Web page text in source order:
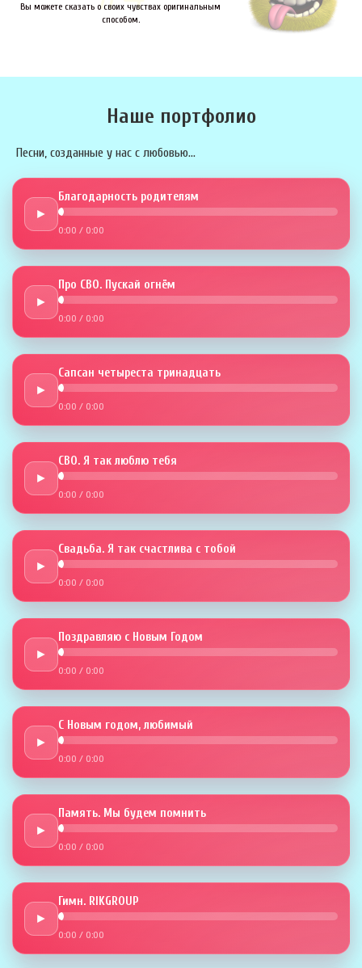
Вы можете сказать о своих чувствах оригинальным
способом.
Наше портфолио
Песни, созданные у нас с любовью...
►
Благодарность родителям
0:00 / 0:00
►
Про СВО. Пускай огнём
0:00 / 0:00
►
Сапсан четыреста тринадцать
0:00 / 0:00
►
СВО. Я так люблю тебя
0:00 / 0:00
►
Свадьба. Я так счастлива с тобой
0:00 / 0:00
►
Поздравляю с Новым Годом
0:00 / 0:00
►
С Новым годом, любимый
0:00 / 0:00
►
Память. Мы будем помнить
0:00 / 0:00
►
Гимн. RIKGROUP
0:00 / 0:00